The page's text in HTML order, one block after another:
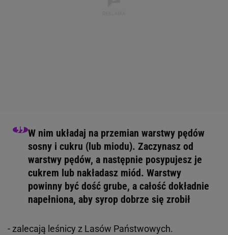
W nim układaj na przemian warstwy pędów
sosny i cukru (lub miodu). Zaczynasz od
warstwy pędów, a następnie posypujesz je
cukrem lub nakładasz miód. Warstwy
powinny być dość grube, a całość dokładnie
napełniona, aby syrop dobrze się zrobił
- zalecają leśnicy z Lasów Państwowych.